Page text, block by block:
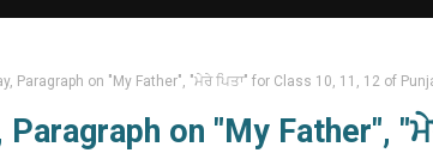
Paragraph on "My Father", "ਮੇਰੇ ਪਿਤਾ" for Class 10, 11, 12 of
Paragraph on "My Father",